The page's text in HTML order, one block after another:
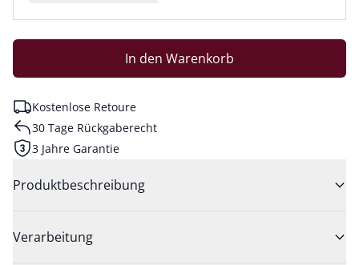
In den Warenkorb
Kostenlose Retoure
30 Tage Rückgaberecht
3 Jahre Garantie
Produktbeschreibung
Verarbeitung